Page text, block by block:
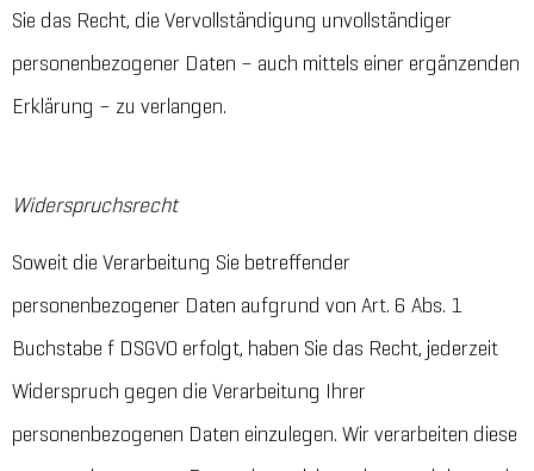
Sie das Recht, die Vervollständigung unvollständiger
personenbezogener Daten – auch mittels einer ergänzenden
Erklärung – zu verlangen.
Widerspruchsrecht
Soweit die Verarbeitung Sie betreffender
personenbezogener Daten aufgrund von Art. 6 Abs. 1
Buchstabe f DSGVO erfolgt, haben Sie das Recht, jederzeit
Widerspruch gegen die Verarbeitung Ihrer
personenbezogenen Daten einzulegen. Wir verarbeiten diese